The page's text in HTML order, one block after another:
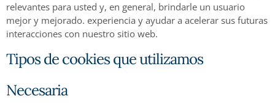
relevantes para usted y, en general, brindarle un usuario
mejor y mejorado. experiencia y ayudar a acelerar sus futuras
interacciones con nuestro sitio web.
Tipos de cookies que utilizamos
Necesaria